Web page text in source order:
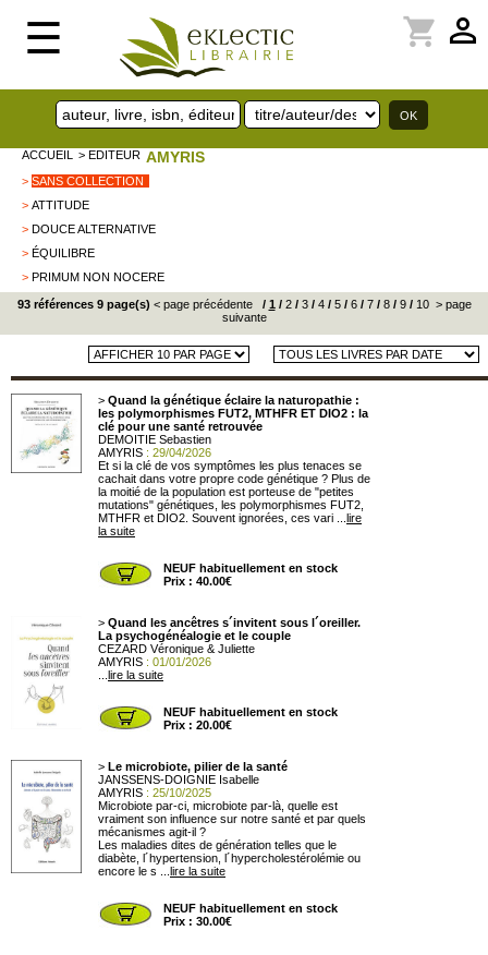
☰ perm_identity
shopping_cart
ACCUEIL > EDITEUR AMYRIS
> SANS COLLECTION
> ATTITUDE
> DOUCE ALTERNATIVE
> ÉQUILIBRE
> PRIMUM NON NOCERE
93 références 9 page(s) < page précédente/ 1 /2/3/4/5/6/7/8/9/10 > page
suivante
> Quand la génétique éclaire la naturopathie :
les polymorphismes FUT2, MTHFR ET DIO2 : la
clé pour une santé retrouvée
DEMOITIE Sebastien
AMYRIS : 29/04/2026
Et si la clé de vos symptômes les plus tenaces se
cachait dans votre propre code génétique ? Plus de
la moitié de la population est porteuse de "petites
mutations" génétiques, les polymorphismes FUT2,
MTHFR et DIO2. Souvent ignorées, ces vari ... lire
la suite
NEUF habituellement en stock
Prix : 40.00€
> Quand les ancêtres s´invitent sous l´oreiller.
La psychogénéalogie et le couple
CEZARD Véronique & Juliette
AMYRIS : 01/01/2026
lire la suite
NEUF habituellement en stock
Prix : 20.00€
> Le microbiote, pilier de la santé
JANSSENS-DOIGNIE Isabelle
AMYRIS : 25/10/2025
Microbiote par-ci, microbiote par-là, quelle est
vraiment son influence sur notre santé et par quels
mécanismes agit-il ?
Les maladies dites de génération telles que le
diabète, l´hypertension, l´hypercholestérolémie ou
encore le s ... lire la suite
NEUF habituellement en stock
Prix : 30.00€